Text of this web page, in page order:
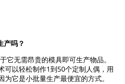
产吗？
它无需昂贵的模具即可生产物品。
可以轻松制作1到50个定制人偶，用
它是小批量生产最便宜的方式。